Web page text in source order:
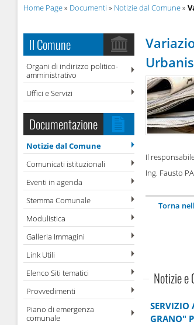
Home Page» Documenti » Notizie dal Comune»
Il Comune
Organi di indirizzo politico-
amministrativo
Uffici e Servizi
Documentazione
Notizie dal Comune
Comunicati istituzionali
Eventi in agenda
Stemma Comunale
Modulistica
Galleria Immagini
Link Utili
Elenco Siti tematici
Provvedimenti
Piano di emergenza
comunale
Il
Ing. Fausto
Torna
Notizie e
SERVIZIO
GRANO"